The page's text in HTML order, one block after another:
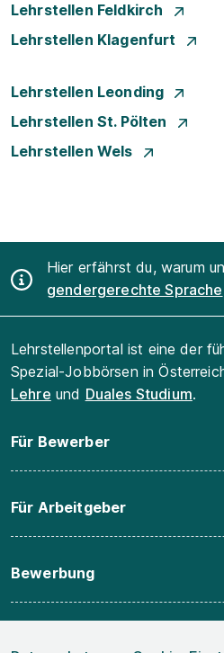
Lehrstellen Feldkirch
Lehrstellen Klagenfurt
Lehrstellen Leonding
Lehrstellen St. Pölten
Lehrstellen Wels
Hier erfährst du, warum
gendergerechte Sprache
Lehrstellenportal ist eine der
Spezial-Jobbörsen in
Lehre und Duales Studium.
Für Bewerber
Für Arbeitgeber
Bewerbung